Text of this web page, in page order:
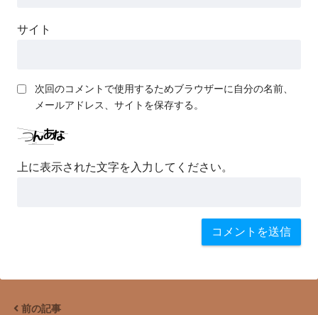
サイト
次回のコメントで使用するためブラウザーに自分の名前、
メールアドレス、サイトを保存する。
上に表示された文字を入力してください。
前の記事